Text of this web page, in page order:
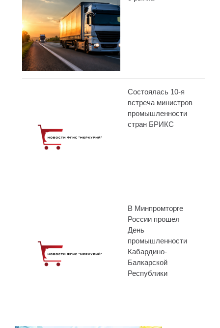
Состоялась 10-я
встреча министров
промышленности
стран БРИКС
В Минпромторге
России прошел
День
промышленности
Кабардино-
Балкарской
Республики